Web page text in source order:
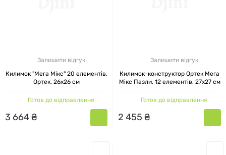
Залишити відгук
Килимок "Мега Мікс" 20 елементів,
Ортек, 26x26 см
Готов до відправлення
3 664₴
Залишити відгук
Килимок-конструктор Ортек Мега
Мікс Пазли, 12 елементів, 27x27 см
Готов до відправлення
2 455 ₴